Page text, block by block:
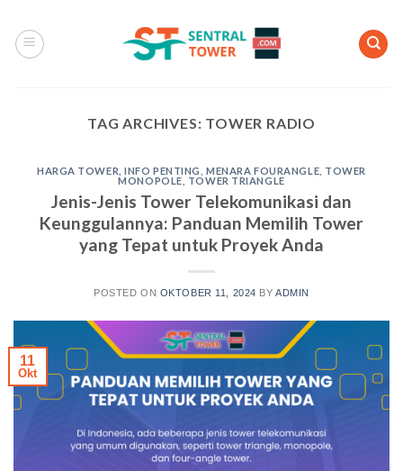
content
TAG ARCHIVES: TOWER RADIO
HARGA TOWER ,INFO PENTING ,MENARA FOURANGLE TOWER
MONOPOLE
TOWER TRIANGLE
Jenis-Jenis Tower Telekomunikasi dan
Keunggulannya: Panduan Memilih Tower
yang Tepat untuk Proyek Anda
POSTED ON OKTOBER 11, 2024 BY ADMIN
11
Okt